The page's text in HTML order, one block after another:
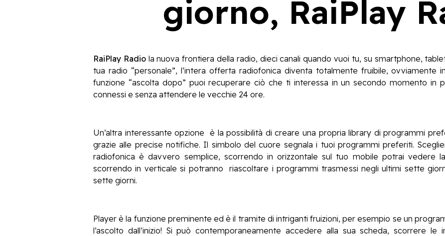
giorno, RaiPlay
RaiPlay Radiola nuova frontiera della radio, dieci canali quando vuoi tu, su smartphone,
tua radio “personale”, l’intera offerta radiofonica diventa totalmente fruibile, ovviamente
funzione “ascolta dopo” puoi recuperare ciò che ti interessa in un secondo momento in
connessi e senza attendere le vecchie 24 ore.
Un’altra interessante opzione è la possibilità di creare una propria library di programmi
grazie alle precise notifiche. Il simbolo del cuore segnala i tuoi programmi preferiti.
radiofonica è davvero semplice, scorrendo in orizzontale sul tuo mobile potrai vedere
scorrendo in verticale si potranno riascoltare i programmi trasmessi negli ultimi sette
sette giorni.
Player è la funzione preminente ed è il tramite di intriganti fruizioni, per esempio se un
l’ascolto dall’inizio! Si può contemporaneamente accedere alla sua scheda, scorrere le